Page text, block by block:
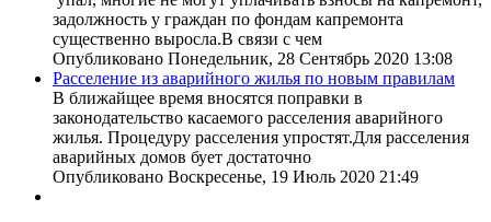
задолжность у граждан по фондам капремонта
существенно выросла.В связи с чем
Опубликовано Понедельник, 28 Сентябрь 2020 13:08
Расселение из аварийного жилья по новым правилам
В ближайщее время вносятся поправки в
законодательство касаемого расселения аварийного
жилья. Процедуру расселения упростят.Для расселения
аварийных домов бует достаточно
Опубликовано Воскресенье, 19 Июль 2020 21:49